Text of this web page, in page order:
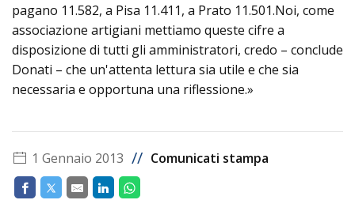
pagano 11.582, a Pisa 11.411, a Prato 11.501.Noi, come
associazione artigiani mettiamo queste cifre a
disposizione di tutti gli amministratori, credo – conclude
Donati – che un'attenta lettura sia utile e che sia
necessaria e opportuna una riflessione.»
1 Gennaio 2013 // Comunicati stampa